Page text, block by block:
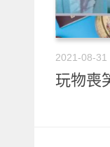
2021-08-31
玩物喪